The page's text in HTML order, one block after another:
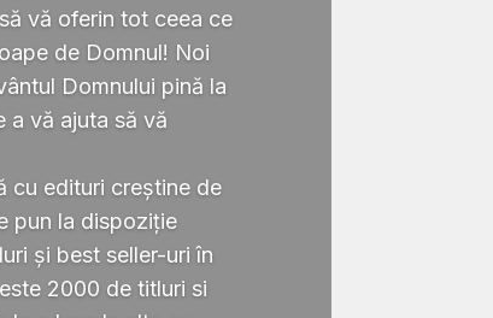
vă oferin tot ceea ce
de Domnul! Noi
Domnului pină la
a vă ajuta să vă
cu edituri creștine de
pun la dispoziție
și best seller-uri în
2000 de titluri si